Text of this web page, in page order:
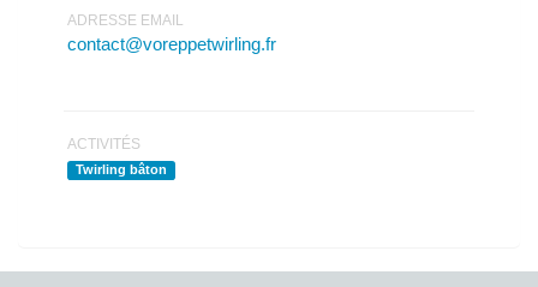
ADRESSE EMAIL
contact@voreppetwirling.fr
ACTIVITÉS
Twirling bâton